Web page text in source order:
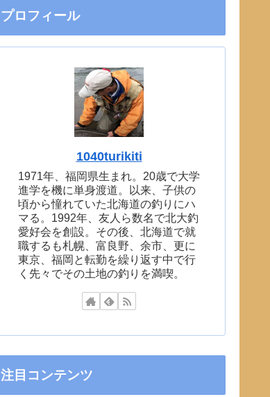
プロフィール
1040turikiti
1971年、福岡県生まれ。20歳で大学
進学を機に単身渡道。以来、子供の
頃から憧れていた北海道の釣りにハ
マる。1992年、友人ら数名で北大釣
愛好会を創設。その後、北海道で就
職するも札幌、富良野、余市、更に
東京、福岡と転勤を繰り返す中で行
く先々でその土地の釣りを満喫。
注目コンテンツ